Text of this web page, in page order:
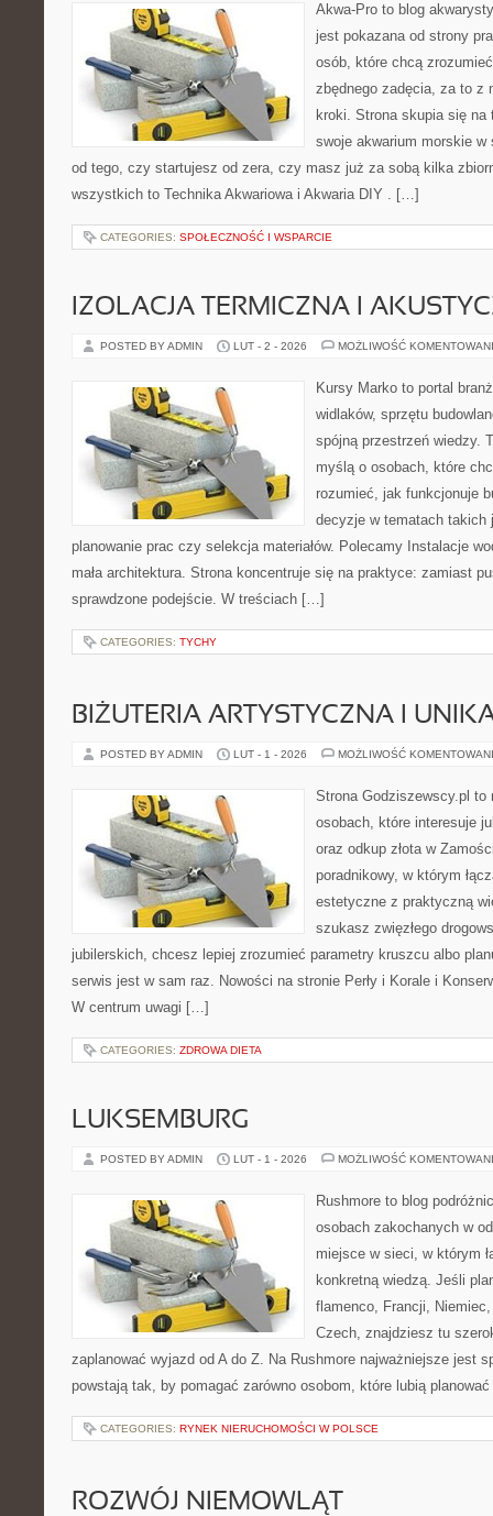
Akwa-Pro to blog
jest pokazana od strony
osób, które chcą
zbędnego zadęcia, za to z
kroki. Strona skupia się na
swoje akwarium morskie
od tego, czy startujesz od zera, czy masz już za sobą kilka
wszystkich to Technika Akwariowa i Akwaria DIY . […]
CATEGORIES: SPOŁECZNOŚĆ I WSPARCIE
IZOLACJA TERMICZNA I
POSTED BY ADMIN LUT - 2 - 2026 MOŻLIWOŚĆ
Kursy Marko to portal
widlaków, sprzętu
spójną przestrzeń wiedzy.
myślą o osobach, które
rozumieć, jak funkcjonuje
decyzje w tematach takich
planowanie prac czy selekcja materiałów. Polecamy Instalacje
mała architektura. Strona koncentruje się na praktyce: zamiast
sprawdzone podejście. W treściach […]
CATEGORIES: TYCHY
BIŻUTERIA ARTYSTYCZNA I
POSTED BY ADMIN LUT - 1 - 2026 MOŻLIWOŚĆ
Strona Godziszewscy.pl
osobach, które interesuje
oraz odkup złota w
poradnikowy, w którym
estetyczne z praktyczną
szukasz zwięzłego
jubilerskich, chcesz lepiej zrozumieć parametry kruszcu albo
serwis jest w sam raz. Nowości na stronie Perły i Korale i
W centrum uwagi […]
CATEGORIES: ZDROWA DIETA
LUKSEMBURG
POSTED BY ADMIN LUT - 1 - 2026 MOŻLIWOŚĆ
Rushmore to blog
osobach zakochanych w
miejsce w sieci, w którym
konkretną wiedzą. Jeśli
flamenco, Francji,
Czech, znajdziesz tu
zaplanować wyjazd od A do Z. Na Rushmore najważniejsze jest
powstają tak, by pomagać zarówno osobom, które lubią
CATEGORIES: RYNEK NIERUCHOMOŚCI W POLSCE
ROZWÓJ NIEMOWLĄT